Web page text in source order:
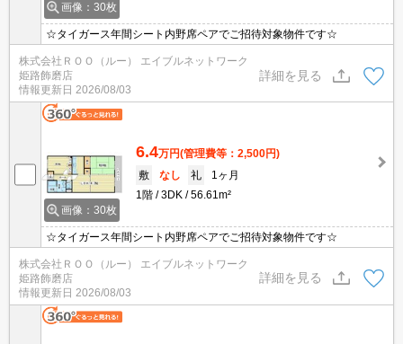
画像：30枚
☆タイガース年間シート内野席ペアでご招待対象物件です☆
株式会社ＲＯＯ（ルー） エイブルネットワーク
姫路飾磨店
情報更新日 2026/08/03
詳細を見る
画像：30枚
6.4万円(管理費等：2,500円)
敷
なし 礼
1ヶ月
1階
3DK 56.61m²
☆タイガース年間シート内野席ペアでご招待対象物件です☆
株式会社ＲＯＯ（ルー） エイブルネットワーク
姫路飾磨店
情報更新日 2026/08/03
詳細を見る